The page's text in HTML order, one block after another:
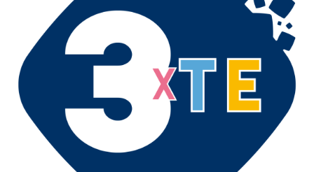
3xTe
Interviste
Playlist
Subasio Playlist
Web Radio